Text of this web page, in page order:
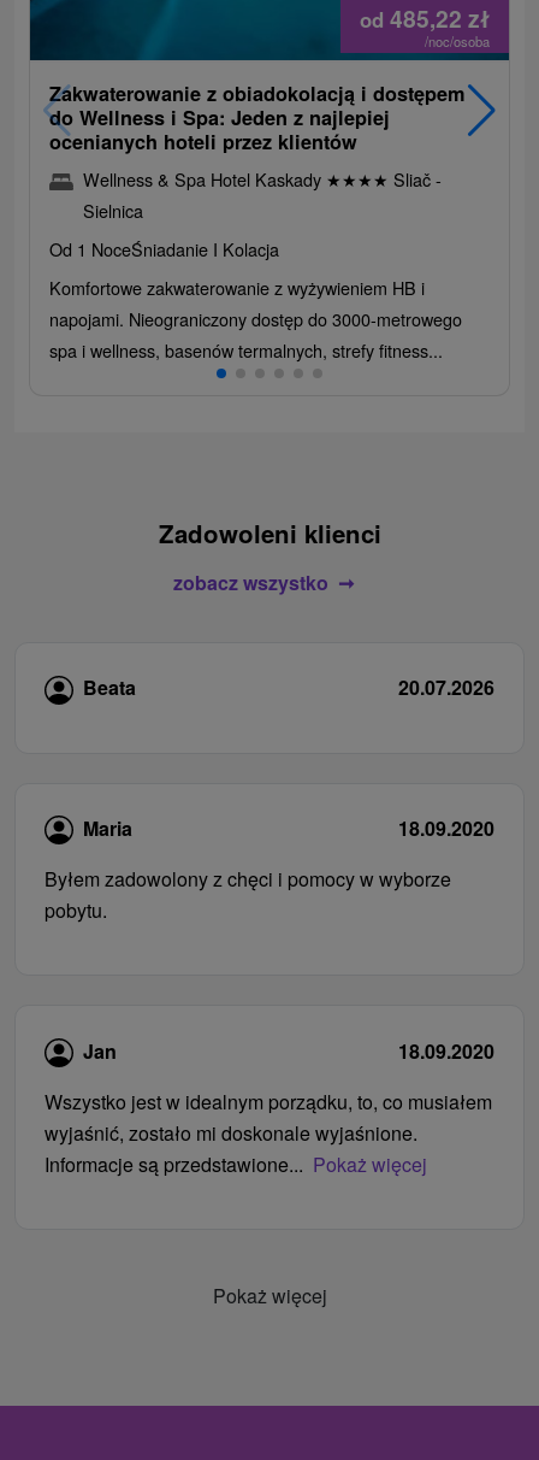
od 485,22 zł
/noc/osoba
Zakwaterowanie z obiadokolacją i dostępem
do Wellness i Spa: Jeden z najlepiej
ocenianych hoteli przez klientów
Wellness & Spa Hotel Kaskady ★★★★ Sliač -
Sielnica
Od 1 NoceŚniadanie I Kolacja
Komfortowe zakwaterowanie z wyżywieniem HB i
napojami. Nieograniczony dostęp do 3000-metrowego
spa i wellness, basenów termalnych, strefy fitness...
Zadowoleni klienci
zobacz wszystko
Beata 20.07.2026
Maria
18.09.2020
Byłem zadowolony z chęci i pomocy w wyborze
pobytu.
Jan
18.09.2020
Wszystko jest w idealnym porządku, to, co musiałem
wyjaśnić, zostało mi doskonale wyjaśnione.
Informacje są przedstawione... Pokaż więcej
Pokaż więcej